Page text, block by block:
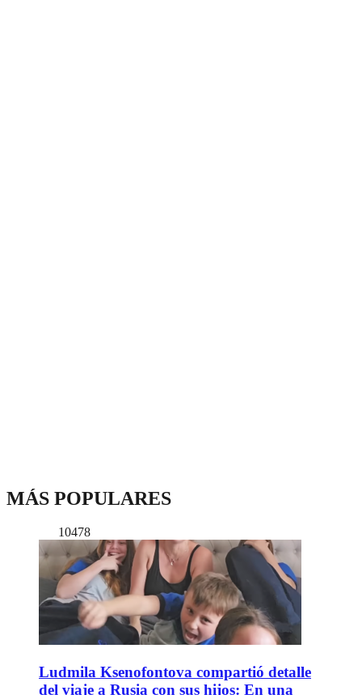
MÁS POPULARES
10478
Ludmila Ksenofontova compartió detalle
del viaje a Rusia con sus hijos: En una